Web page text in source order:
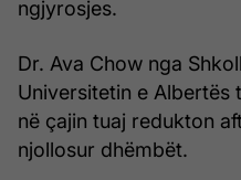
ngjyrosjes.
Dr. Ava Chow nga
Universitetin e Albertës
në çajin tuaj redukton
njollosur dhëmbët.